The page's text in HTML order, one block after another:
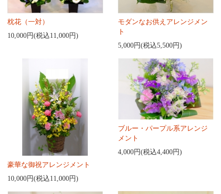
枕花（一対）
10,000円(税込11,000円)
モダンなお供えアレンジメン
ト
5,000円(税込5,500円)
豪華な御祝アレンジメント
10,000円(税込11,000円)
ブルー・パープル系アレンジ
メント
4,000円(税込4,400円)